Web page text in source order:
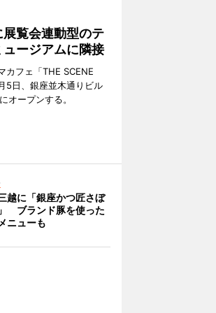
覧会連動型のテ
ージアムに隣接
カフェ「THE SCENE
5日、銀座並木通りビル
オープンする。
越に「銀座かつ匠さぼ
ブランド豚を使った
ニューも